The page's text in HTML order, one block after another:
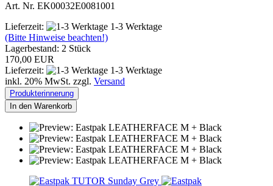
Art. Nr. EK00032E0081001
Lieferzeit:
1-3 Werktage
(Bitte Hinweise beachten!)
Lagerbestand: 2 Stück
170,00 EUR
Lieferzeit:
1-3 Werktage
inkl. 20% MwSt. zzgl. Versand
Produkterinnerung
In den Warenkorb